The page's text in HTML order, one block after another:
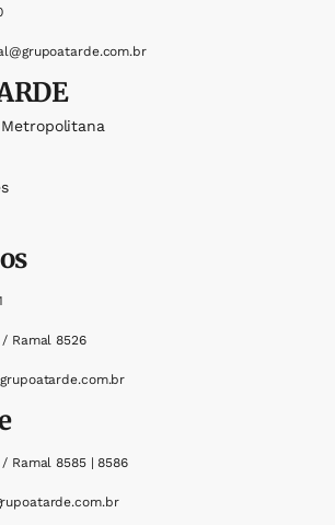
Metropolitana
/ Ramal 8526
Ramal 8585 | 8586